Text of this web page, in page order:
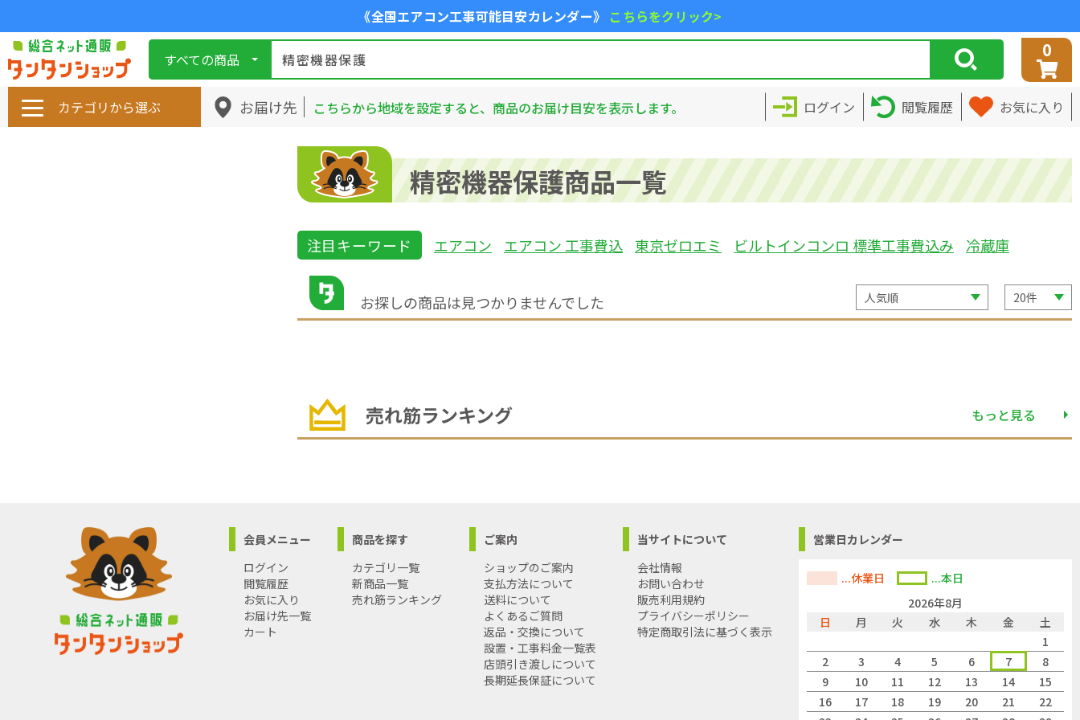
《全国エアコン工事可能目安カレンダー》 こちらをクリック>
すべての商品 0
カテゴリから選ぶ お届け先 こちらから地域を設定すると、商品のお届け目安を表示します。 ログイン 閲覧履歴 お気に入り
精密機器保護商品一覧
注目キーワード エアコン エアコン 工事費込 東京ゼロエミ ビルトインコンロ 標準工事費込み 冷蔵庫
お探しの商品は見つかりませんでした
売れ筋ランキング もっと見る
会員メニュー
ログイン
閲覧履歴
お気に入り
お届け先一覧
カート
商品を探す
カテゴリ一覧
新商品一覧
売れ筋ランキング
ご案内
ショップのご案内
支払方法について
送料について
よくあるご質問
返品・交換について
設置・工事料金一覧表
店頭引き渡しについて
長期延長保証について
当サイトについて
会社情報
お問い合わせ
販売利用規約
プライバシーポリシー
特定商取引法に基づく表示
営業日カレンダー
...休業日
...本日
2026年8月
日
月 火 水 木 金
土
1
2
3 4 5 6 7
8
9
10 11 12 13 14
15
16
17 18 19 20 21
22